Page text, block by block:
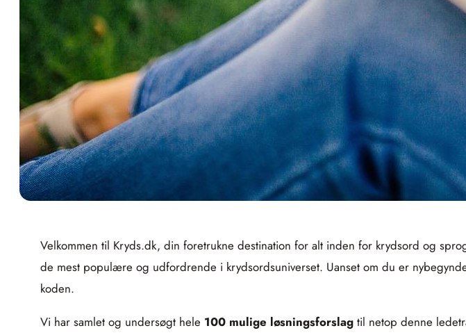
Velkommen til Kryds.dk, din foretrukne destination for alt inden for krydsord og
de mest populære og udfordrende i krydsordsuniverset. Uanset om du er
koden.
Vi har samlet og undersøgt hele 100 mulige løsningsforslagtil netop denne